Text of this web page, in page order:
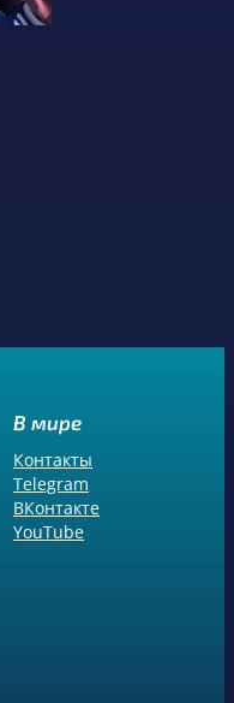
В мире
Контакты
Telegram
ВКонтакте
YouTube